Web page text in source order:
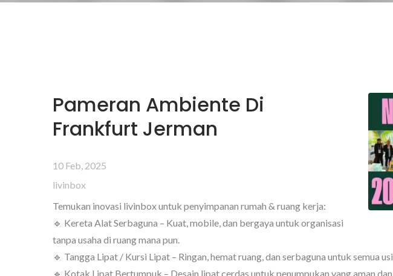
Pameran Ambiente Di
Frankfurt Jerman
10 Feb, 2025
livinbox
Temukan inovasi livinbox untuk penyimpanan rumah & ruang kerja:
🔹 Kereta Alat Serbaguna – Kuat, mobile, dan bergaya untuk organisasi
tanpa usaha di ruang mana pun.
🔹 Tangga Lipat / Kursi Lipat – Ringan, hemat ruang, dan serbaguna untuk semua
🔹 Kotak Lipat Bertumpuk – Desain lipat cerdas untuk penumpukan yang aman